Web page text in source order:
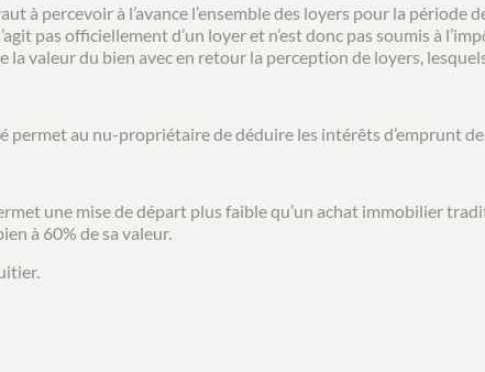
à percevoir à l’avance l’ensemble des loyers pour la
pas officiellement d’un loyer et n’est donc pas soumis à
valeur du bien avec en retour la perception de loyers,
au nu-propriétaire de déduire les intérêts d’emprunt de
une mise de départ plus faible qu’un achat immobilier
à 60% de sa valeur.